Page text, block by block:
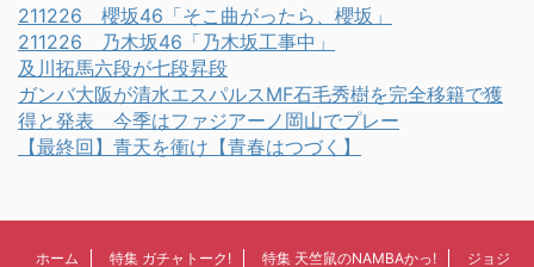
211226 櫻坂46「そこ曲がったら、櫻坂」
211226 乃木坂46「乃木坂工事中」
及川拓馬六段が七段昇段
ガンバ大阪が清水エスパルスMF石毛秀樹を完全移籍で獲
得と発表 今季はファジアーノ岡山でプレー
【最終回】青天を衝け【青春はつづく】
ホーム 特集 ガチャトーク! 特集 天竺鼠のNAMBAかっ! ジョジ